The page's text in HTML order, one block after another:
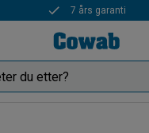
7 års garanti